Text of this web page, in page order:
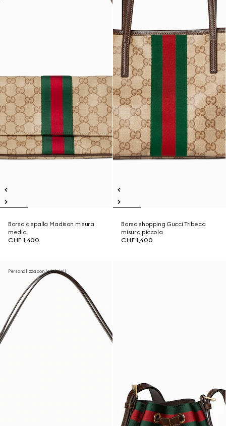
Borsa a spalla Madison misura
media
CHF 1,400
Borsa shopping Gucci Tribeca
misura piccola
CHF 1,400
Personalizza con le iniziali